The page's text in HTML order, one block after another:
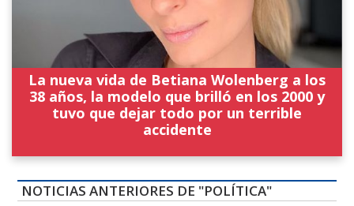
La nueva vida de Betiana Wolenberg a los
38 años, la modelo que brilló en los 2000 y
tuvo que dejar todo por un terrible
accidente
NOTICIAS ANTERIORES DE "POLÍTICA"